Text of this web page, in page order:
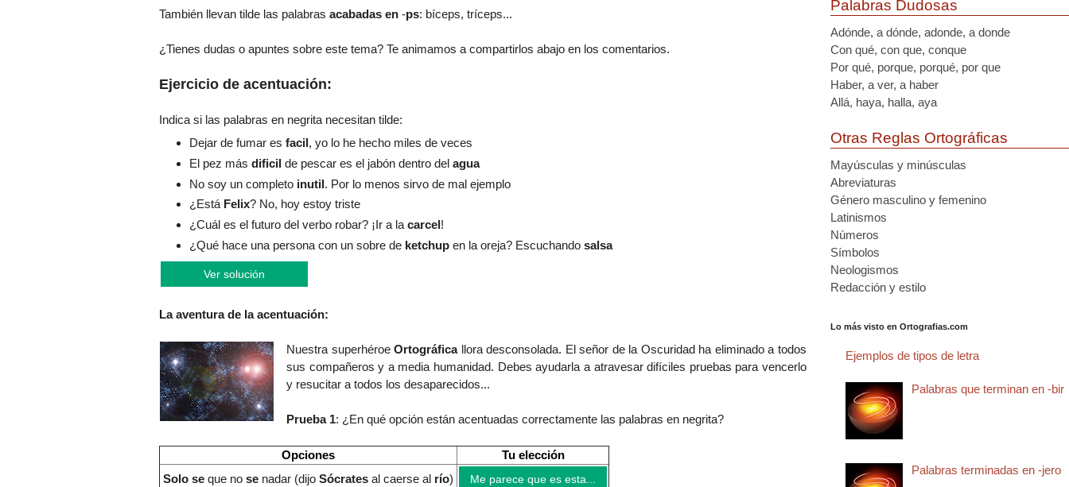
También llevan tilde las palabras acabadas en -ps: bíceps, tríceps...
¿Tienes dudas o apuntes sobre este tema? Te animamos a compartirlos abajo en los comentarios.
Ejercicio de acentuación:
Indica si las palabras en negrita necesitan tilde:
Dejar de fumar es facil, yo lo he hecho miles de veces
El pez más dificil de pescar es el jabón dentro del agua
No soy un completo inutil. Por lo menos sirvo de mal ejemplo
¿Está Felix? No, hoy estoy triste
¿Cuál es el futuro del verbo robar? ¡Ir a la carcel!
¿Qué hace una persona con un sobre de ketchup en la oreja? Escuchando salsa
Ver solución
La aventura de la acentuación:
Nuestra superhéroeOrtográficallora desconsolada. El señor de la Oscuridad ha eliminado a todos
sus compañeros y a media humanidad. Debes ayudarla a atravesar difíciles pruebas para vencerlo
y resucitar a todos los desaparecidos...
Prueba 1: ¿En qué opción están acentuadas correctamente las palabras en negrita?
Opciones
Tu elección
Solo se que no se nadar (dijo Sócrates al caerse al río) Me parece que es esta...
Palabras Dudosas
Adónde, a dónde, adonde, a donde
Con qué, con que, conque
Por qué, porque, porqué, por que
Haber, a ver, a haber
Allá, haya, halla, aya
Otras Reglas Ortográficas
Mayúsculas y minúsculas
Abreviaturas
Género masculino y femenino
Latinismos
Números
Símbolos
Neologismos
Redacción y estilo
Lo más visto en Ortografias.com
Ejemplos de tipos de letra
Palabras que terminan en -bir
Palabras terminadas en -jero